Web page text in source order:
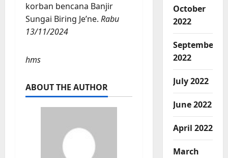
korban bencana Banjir
Sungai Biring Je’ne. Rabu
13/11/2024
hms
ABOUT THE AUTHOR
October
2022
September
2022
July 2022
June 2022
April 2022
March